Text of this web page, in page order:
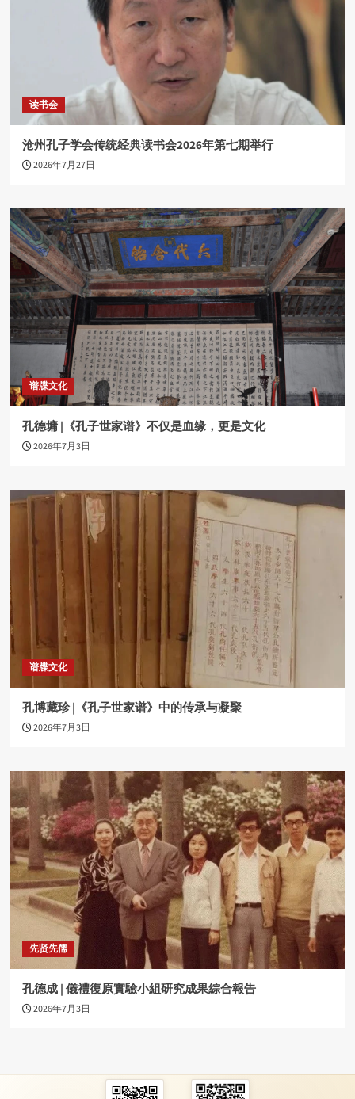
读书会
沧州孔子学会传统经典读书会2026年第七期举行
2026年7月27日
谱牒文化
孔德墉 |《孔子世家谱》不仅是血缘，更是文化
2026年7月3日
谱牒文化
孔博藏珍 |《孔子世家谱》中的传承与凝聚
2026年7月3日
先贤先儒
孔德成 | 儀禮復原實驗小組研究成果綜合報告
2026年7月3日